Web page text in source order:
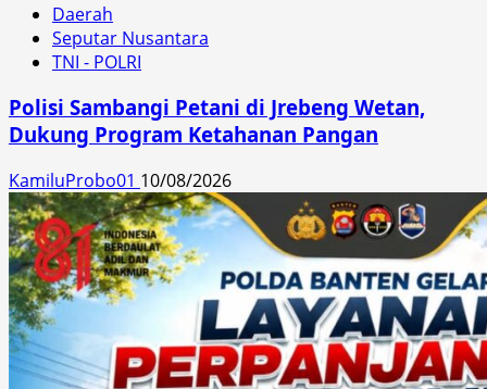
Daerah
Seputar Nusantara
TNI - POLRI
Polisi Sambangi Petani di Jrebeng Wetan,
Dukung Program Ketahanan Pangan
KamiluProbo01 10/08/2026